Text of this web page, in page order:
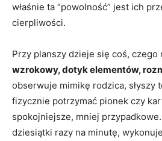
właśnie ta “powolność” jest ich
cierpliwości.
Przy planszy dzieje się coś, czego
wzrokowy, dotyk elementów,
obserwuje mimikę rodzica, słyszy
fizycznie potrzymać pionek czy
spokojniejsze, mniej
dziesiątki razy na minutę,